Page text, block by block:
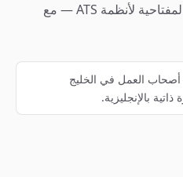
المهارات الأساسية، والكلمات المفتاحية لأنظمة ATS — مع
— أصحاب العمل في الخليج
بالإنجليزية.